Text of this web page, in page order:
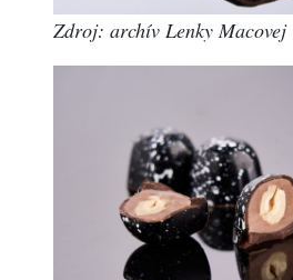
Zdroj: archív Lenky Macovej